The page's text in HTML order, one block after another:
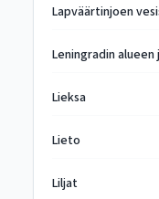
Lapväärtinjoen
Leningradin
Lieksa
Lieto
Liljat